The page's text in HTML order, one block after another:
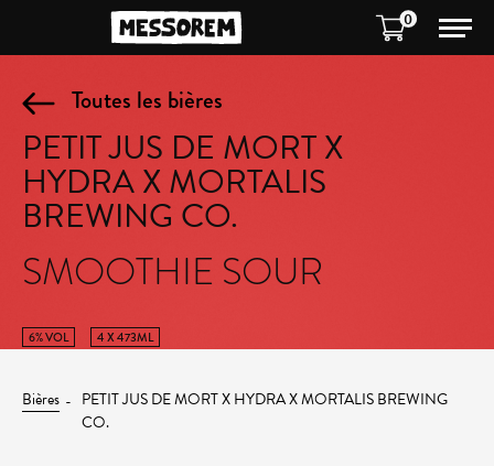
0
Toutes les bières
PETIT JUS DE MORT X
HYDRA X MORTALIS
BREWING CO.
SMOOTHIE SOUR
6% VOL 4 X 473ML
Bières
PETIT JUS DE MORT X HYDRA X MORTALIS BREWING
CO.